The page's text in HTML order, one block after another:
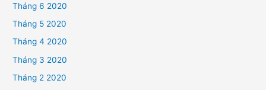
Tháng 6 2020
Tháng 5 2020
Tháng 4 2020
Tháng 3 2020
Tháng 2 2020